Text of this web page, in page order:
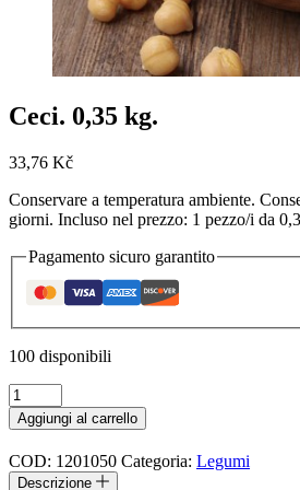
Ceci. 0,35 kg.
33,76 Kč
Conservare a temperatura ambiente.
giorni. Incluso nel prezzo: 1 pezzo/i da
Pagamento sicuro garantito
100 disponibili
Ceci.
0,35
kg.
quantità
Aggiungi al carrello
COD: 1201050 Categoria: Legumi
Descrizione